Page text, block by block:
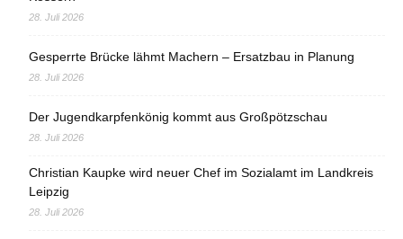
28. Juli 2026
Gesperrte Brücke lähmt Machern – Ersatzbau in Planung
28. Juli 2026
Der Jugendkarpfenkönig kommt aus Großpötzschau
28. Juli 2026
Christian Kaupke wird neuer Chef im Sozialamt im Landkreis
Leipzig
28. Juli 2026